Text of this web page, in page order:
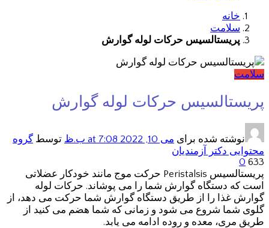
خانه
سلامت
پریستالسیس حرکات لوله گوارش
سلامت
پریستالسیس حرکات لوله گوارش
نوشته شده برای می 10, 2022 at 7:08 ب.ظ توسط گروه
محتوایی دکتر آزمندیان
633
0
پریستالسیس Peristalsis حرکت موج مانند خودکار عضلاتی
است که دستگاه گوارش شما را می پوشاند. حرکات لوله
گوارش غذا را از طریق دستگاه گوارش شما حرکت می دهد، از
گلوی شما شروع می شود و زمانی که شما هضم می کنید از
طریق مری، معده و روده ادامه می یابد.